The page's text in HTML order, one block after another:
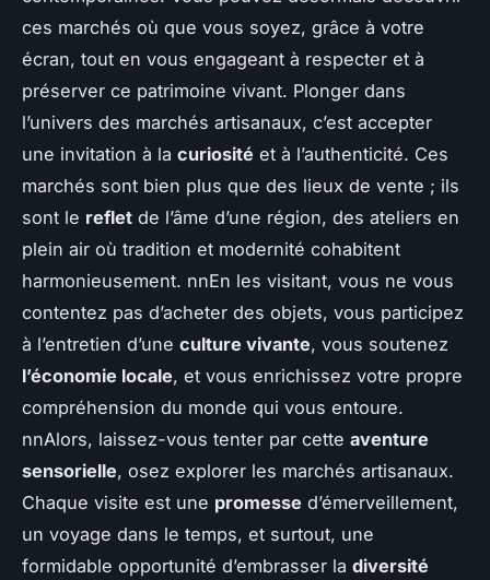
ces marchés où que vous soyez, grâce à votre
écran, tout en vous engageant à respecter et à
préserver ce patrimoine vivant. Plonger dans
l’univers des marchés artisanaux, c’est accepter
une invitation à la curiosité et à l’authenticité. Ces
marchés sont bien plus que des lieux de vente ; ils
sont le reflet de l’âme d’une région, des ateliers en
plein air où tradition et modernité cohabitent
harmonieusement. nnEn les visitant, vous ne vous
contentez pas d’acheter des objets, vous participez
à l’entretien d’une culture vivante, vous soutenez
l’économie locale, et vous enrichissez votre propre
compréhension du monde qui vous entoure.
nnAlors, laissez-vous tenter par cette aventure
sensorielle, osez explorer les marchés artisanaux.
Chaque visite est une promesse d’émerveillement,
un voyage dans le temps, et surtout, une
formidable opportunité d’embrasser la diversité